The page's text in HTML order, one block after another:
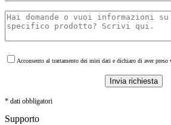
Acconsento al trattamento dei miei dati e dichiaro di aver preso
* dati obbligatori
Supporto